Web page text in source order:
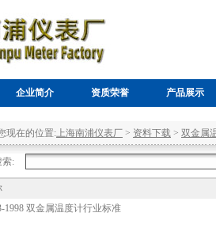
企业简介 资质荣誉 产品展示
现在的位置:上海南浦仪表厂 > 资料下载 > 双金属
索:
1998 双金属温度计行业标准